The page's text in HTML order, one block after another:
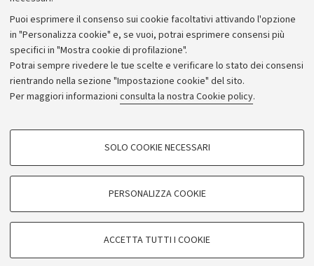
Puoi esprimere il consenso sui cookie facoltativi attivando l'opzione
in "Personalizza cookie" e, se vuoi, potrai esprimere consensi più
specifici in "Mostra cookie di profilazione".
Potrai sempre rivedere le tue scelte e verificare lo stato dei consensi
rientrando nella sezione "Impostazione cookie" del sito.
Per maggiori informazioni consulta la nostra Cookie policy.
COOKIE DI PROFILAZIONE - FACOLTATIVI
COOKIE TECNICI - NECESSARI
Si tratta di cookie tecnici utilizzati, a titolo esemplificativo, per il corretto
SOLO COOKIE NECESSARI
PERSONALIZZA COOKIE
ACCETTA TUTTI I COOKIE
Archivio
Comunicati stampa
Redazione
Rassegna stampa
© Copyright 2026 - ALMA MATER STUDIORUM - Università di
Bologna - Via Zamboni, 33 - 40126 Bologna - PI: 01131710376 -
CF: 80007010376
Privacy
Note legali Impostazioni Cookie